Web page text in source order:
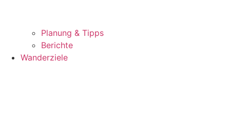
Planung & Tipps
Berichte
Wanderziele